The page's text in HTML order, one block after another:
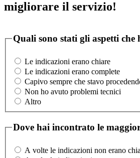
migliorare il servizio!
Quali sono stati gli aspetti che
Le indicazioni erano chiare
Le indicazioni erano complete
Capivo sempre che stavo
Non ho avuto problemi tecnici
Altro
Dove hai incontrato le
A volte le indicazioni non erano